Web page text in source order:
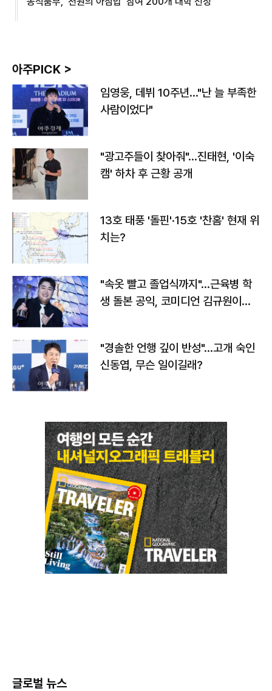
아주PICK >
임영웅, 데뷔 10주년…"난 늘 부족한
사람이었다"
"광고주들이 찾아줘"…진태현, '이숙
캠' 하차 후 근황 공개
13호 태풍 '돌핀'·15호 '찬홈' 현재 위
치는?
"속옷 빨고 졸업식까지"…근육병 학
생 돌본 공익, 코미디언 김규원이었
"경솔한 언행 깊이 반성"…고개 숙인
신동엽, 무슨 일이길래?
글로벌 뉴스